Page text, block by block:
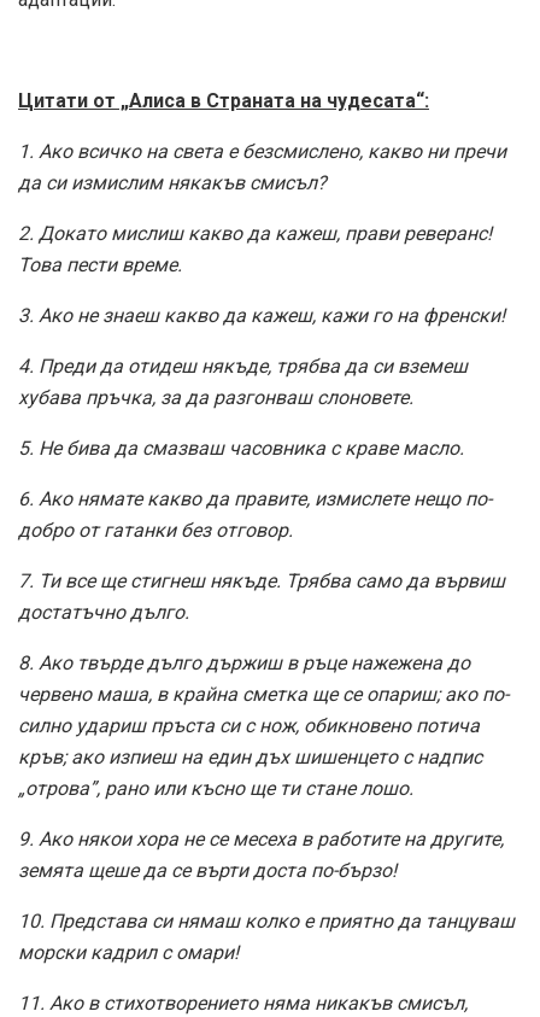
Цитати от „Алиса в Страната на чудесата“:
1. Ако всичко на света е безсмислено, какво ни пречи
да си измислим някакъв смисъл?
2. Докато мислиш какво да кажеш, прави реверанс!
Това пести време.
3. Ако не знаеш какво да кажеш, кажи го на френски!
4. Преди да отидеш някъде, трябва да си вземеш
хубава пръчка, за да разгонваш слоновете.
5. Не бива да смазваш часовника с краве масло.
6. Ако нямате какво да правите, измислете нещо по-
добро от гатанки без отговор.
7. Ти все ще стигнеш някъде. Трябва само да вървиш
достатъчно дълго.
8. Ако твърде дълго държиш в ръце нажежена до
червено маша, в крайна сметка ще се опариш; ако по-
силно удариш пръста си с нож, обикновено потича
кръв; ако изпиеш на един дъх шишенцето с надпис
„отрова”, рано или късно ще ти стане лошо.
9. Ако някои хора не се месеха в работите на другите,
земята щеше да се върти доста по-бързо!
10. Представа си нямаш колко е приятно да танцуваш
морски кадрил с омари!
11. Ако в стихотворението няма никакъв смисъл,